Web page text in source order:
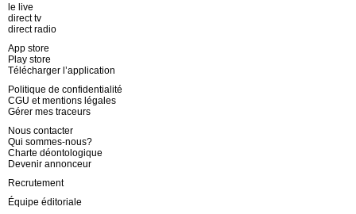
le live
direct tv
direct radio
App store
Play store
Télécharger l’application
Politique de confidentialité
CGU et mentions légales
Gérer mes traceurs
Nous contacter
Qui sommes-nous?
Charte déontologique
Devenir annonceur
Recrutement
Équipe éditoriale